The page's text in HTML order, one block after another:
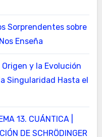
Sorprendentes sobre
Enseña
Origen y la Evolución
Singularidad Hasta el
13. CUÁNTICA |
DE SCHRÖDINGER